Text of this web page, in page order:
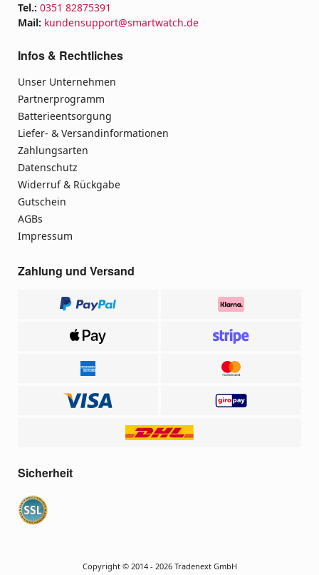
Tel.: 0351 82875391
Mail: kundensupport@smartwatch.de
Infos & Rechtliches
Unser Unternehmen
Partnerprogramm
Batterieentsorgung
Liefer- & Versandinformationen
Zahlungsarten
Datenschutz
Widerruf & Rückgabe
Gutschein
AGBs
Impressum
Zahlung und Versand
Sicherheit
Copyright © 2014 - 2026 Tradenext GmbH